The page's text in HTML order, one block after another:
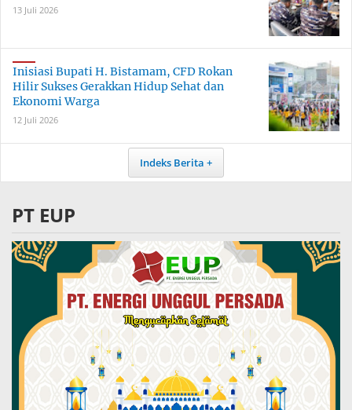
13 Juli 2026
Inisiasi Bupati H. Bistamam, CFD Rokan
Hilir Sukses Gerakkan Hidup Sehat dan
Ekonomi Warga
12 Juli 2026
Indeks Berita
PT EUP